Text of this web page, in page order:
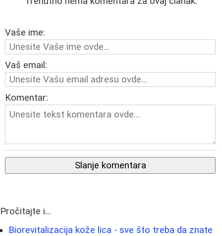
Vaše ime:
Vaš email:
Komentar:
Slanje komentara
Pročitajte i...
Biorevitalizacija kože lica - sve što treba da znate